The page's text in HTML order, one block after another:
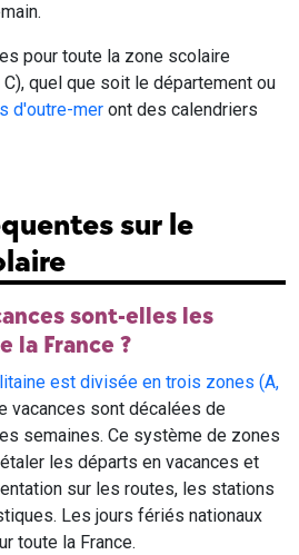
pour toute la zone scolaire
quel que soit le département ou
d'outre-mer ont des calendriers
sur le
sont-elles les
la France ?
est divisée en trois zones (A,
vacances sont décalées de
semaines. Ce système de zones
les départs en vacances et
sur les routes, les stations
Les jours fériés nationaux
toute la France.